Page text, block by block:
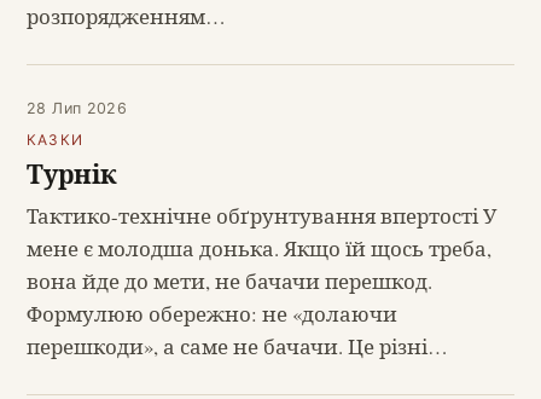
розпорядженням…
28 Лип 2026
КАЗКИ
Турнік
Тактико-технічне обґрунтування впертості У
мене є молодша донька. Якщо їй щось треба,
вона йде до мети, не бачачи перешкод.
Формулюю обережно: не «долаючи
перешкоди», а саме не бачачи. Це різні…